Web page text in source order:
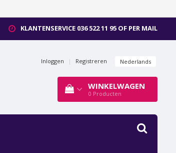
KLANTENSERVICE 036 522 11 95 OF PER MAIL
Inloggen | Registreren Nederlands
WINKELWAGEN
0 Producten